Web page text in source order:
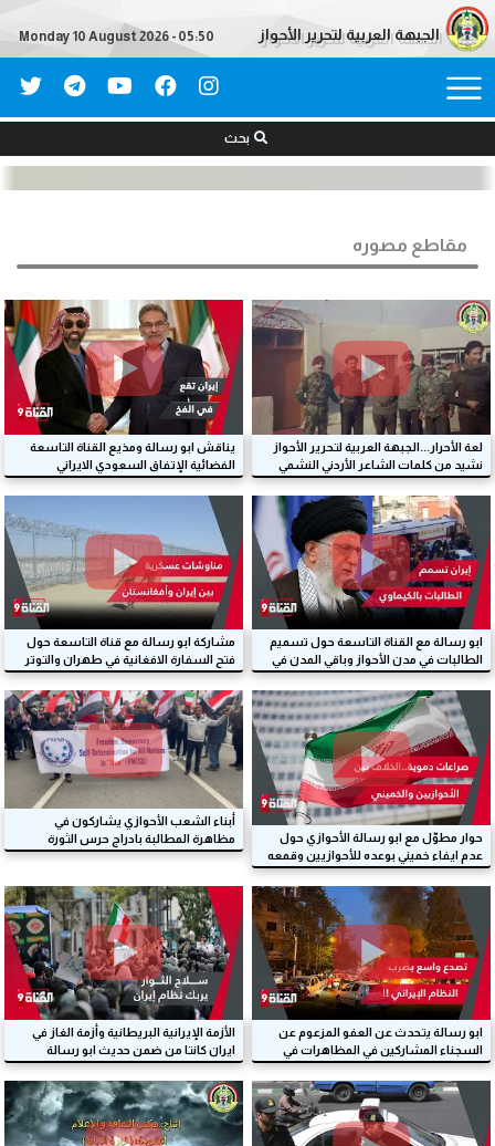
الجبهة العربية لتحرير الأحواز Monday 10 August 2026 - 05:50
بحث
مقاطع مصوره
لعة الأحرار...الجبهة العربية لتحرير الأحواز
نشيد من كلمات الشاعر الأردني النشمي
الأستاذ بشر الخطيب
يناقش ابو رسالة ومذيع القناة التاسعة
الفضائية الإتفاق السعودي الايراني
ابو رسالة مع القناة التاسعة حول تسميم
الطالبات في مدن الأحواز وباقي المدن في
ايران
مشاركة ابو رسالة مع قناة التاسعة حول
فتح السفارة الافغانية في طهران والتوتر
على حدود الطرفين
حوار مطوّل مع ابو رسالة الأحوازي حول
عدم ايفاء خميني بوعده للأحوازيين وقمعه
لهم عام 1979
أبناء الشعب الأحوازي يشاركون في
مظاهرة المطالبة بادراج حرس الثورة
الايراني في قائمة الإرهاب
ابو رسالة يتحدث عن العفو المزعوم عن
السجناء المشاركين في المظاهرات في
ايران
الأزمة الإيرانية البريطانية وأزمة الغاز في
ايران كانتا من ضمن حديث ابو رسالة
#صوت_الأحواز
#الجبهة_العربية_لتحرير_الأحواز